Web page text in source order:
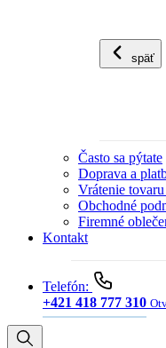
späť
Často sa pýtate
Doprava a
Vrátenie
Obchodné
Firemné
Kontakt
Telefón:
+421 418 777 310